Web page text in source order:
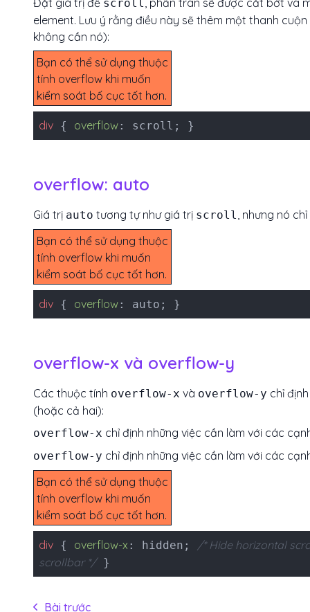
Đặt giá trị để scroll, phần tràn sẽ được cắt bớt và
element. Lưu ý rằng điều này sẽ thêm một thanh
không cần nó):
Bạn có thể sử dụng thuộc
tính overflow khi muốn
kiểm soát bố cục tốt hơn.
Thuộc tính overflow chỉ
định điều gì sẽ xảy ra nếu
div { overflow: scroll; }
overflow: auto
Giá trị auto tương tự như giá trị scroll, nhưng nó
Bạn có thể sử dụng thuộc
tính overflow khi muốn
kiểm soát bố cục tốt hơn.
Thuộc tính overflow chỉ
định điều gì sẽ xảy ra nếu
div { overflow: auto; }
overflow-x và overflow-y
Các thuộc tính overflow-x và overflow-y chỉ
(hoặc cả hai):
overflow-x chỉ định những việc cần làm với các
overflow-y chỉ định những việc cần làm với các
Bạn có thể sử dụng thuộc
tính overflow khi muốn
kiểm soát bố cục tốt hơn.
Thuộc tính overflow chỉ
định điều gì sẽ xảy ra nếu
nội dung tràn ra ngoài
div { overflow-x : hidden; /* Hide horizontal
scrollbar */}
Bài trước